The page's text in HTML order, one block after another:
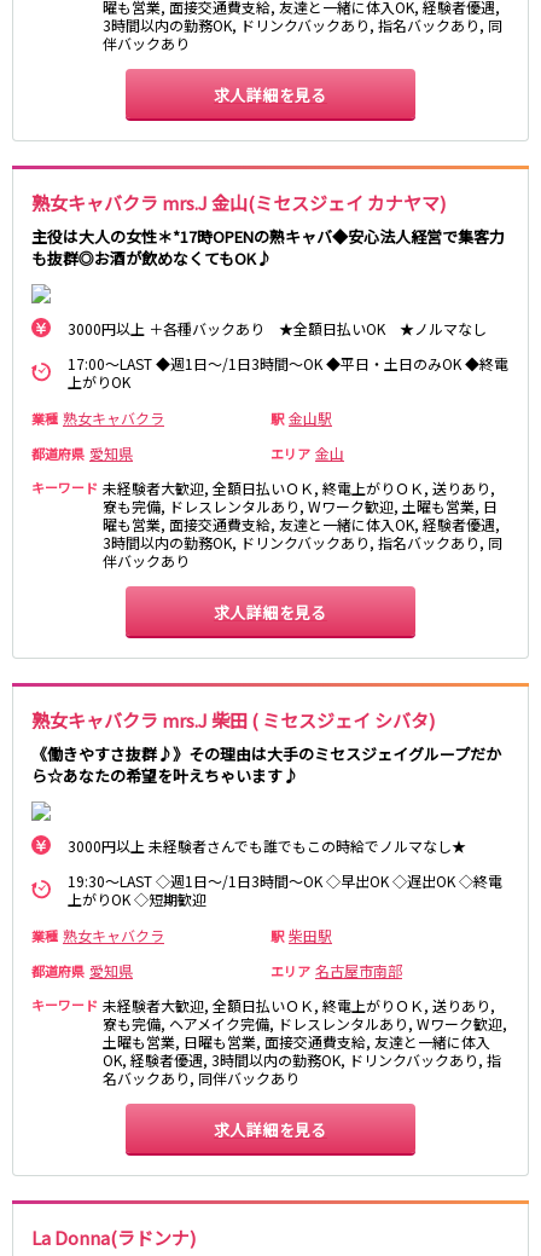
曜も営業, 面接交通費支給, 友達と一緒に体入OK, 経験者優遇,
3時間以内の勤務OK, ドリンクバックあり, 指名バックあり, 同
伴バックあり
求人詳細を見る
熟女キャバクラ mrs.J 金山(ミセスジェイ カナヤマ)
主役は大人の女性＊*17時OPENの熟キャバ◆安心法人経営で集客力
も抜群◎お酒が飲めなくてもOK♪
3000円以上 ＋各種バックあり ★全額日払いOK ★ノルマなし
17:00～LAST ◆週1日～/1日3時間～OK ◆平日・土日のみOK ◆終電
上がりOK
業種 熟女キャバクラ 駅 金山駅
都道府県 愛知県 エリア 金山
キーワード 未経験者大歓迎, 全額日払いＯＫ, 終電上がりＯＫ, 送りあり,
寮も完備, ドレスレンタルあり, Wワーク歓迎, 土曜も営業, 日
曜も営業, 面接交通費支給, 友達と一緒に体入OK, 経験者優遇,
3時間以内の勤務OK, ドリンクバックあり, 指名バックあり, 同
伴バックあり
求人詳細を見る
熟女キャバクラ mrs.J 柴田 ( ミセスジェイ シバタ)
《働きやすさ抜群♪》その理由は大手のミセスジェイグループだか
ら☆あなたの希望を叶えちゃいます♪
3000円以上 未経験者さんでも誰でもこの時給でノルマなし★
19:30～LAST ◇週1日～/1日3時間～OK ◇早出OK ◇遅出OK ◇終電
上がりOK ◇短期歓迎
業種 熟女キャバクラ 駅 柴田駅
都道府県 愛知県 エリア 名古屋市南部
キーワード 未経験者大歓迎, 全額日払いＯＫ, 終電上がりＯＫ, 送りあり,
寮も完備, ヘアメイク完備, ドレスレンタルあり, Wワーク歓迎,
土曜も営業, 日曜も営業, 面接交通費支給, 友達と一緒に体入
OK, 経験者優遇, 3時間以内の勤務OK, ドリンクバックあり, 指
名バックあり, 同伴バックあり
求人詳細を見る
La Donna(ラドンナ)